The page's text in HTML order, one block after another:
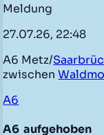
Meldung
27.07.26, 22:48
A6 Metz/
zwischen
A6
A6 aufgehoben